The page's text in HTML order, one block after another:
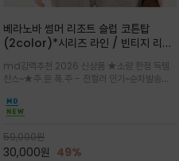
베라노바 썸머 리조트 슬럽 코튼탑
(2color)*시리즈 라인 / 빈티지 리조
는 가벼운 코튼 터치의 반팔 티셔츠입니
다
md강력추천 2026 신상품 ★소량 한정 득템
찬스~★주.문.폭.주 - 전컬러 인기~순차발송중
아(Sepia)나 파스텔 톤의 해변 풍경으로 세련
된 뮤트톤 컬러 팔레트로 빈티지한 무드의 선샤
인 프린트가 더해져 담백하면서도 감각
59,000원
30,000원 49%